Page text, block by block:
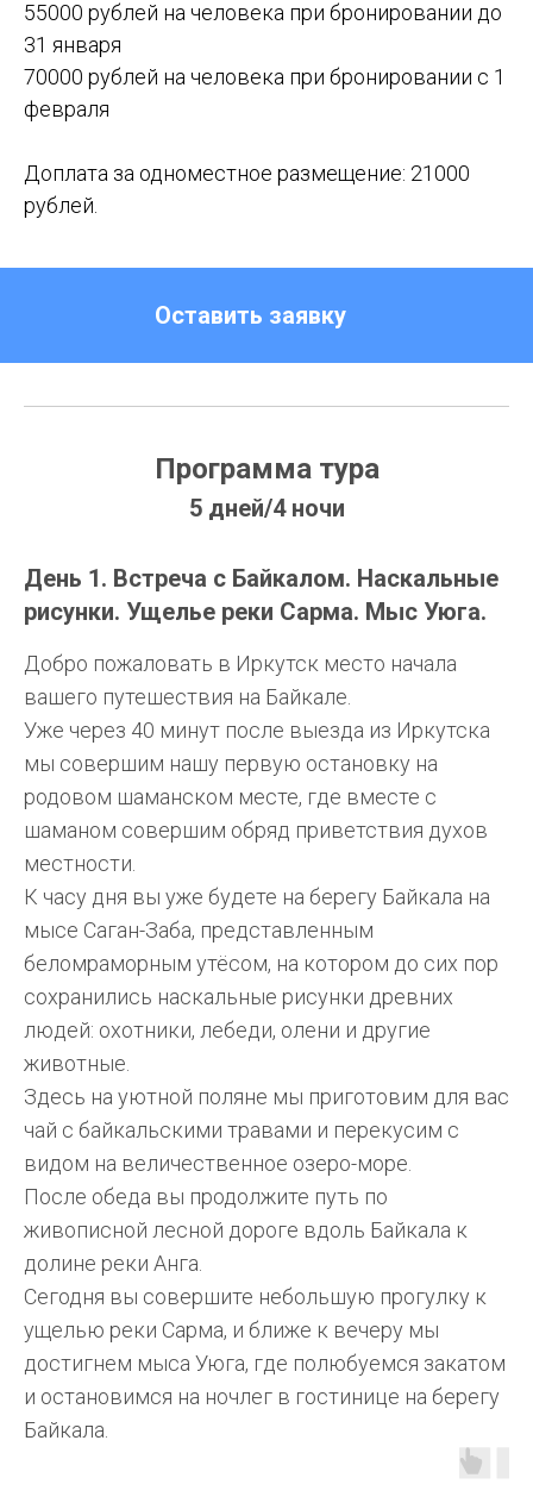
55000 рублей на человека при бронировании до
31 января
70000 рублей на человека при бронировании с 1
февраля
Доплата за одноместное размещение: 21000
рублей.
Оставить заявку
Программа тура
5 дней/4 ночи
День 1. Встреча с Байкалом. Наскальные
рисунки. Ущелье реки Сарма. Мыс Уюга.
Добро пожаловать в Иркутск место начала
вашего путешествия на Байкале.
Уже через 40 минут после выезда из Иркутска
мы совершим нашу первую остановку на
родовом шаманском месте, где вместе с
шаманом совершим обряд приветствия духов
местности.
К часу дня вы уже будете на берегу Байкала на
мысе Саган-Заба, представленным
беломраморным утёсом, на котором до сих пор
сохранились наскальные рисунки древних
людей: охотники, лебеди, олени и другие
животные.
Здесь на уютной поляне мы приготовим для вас
чай с байкальскими травами и перекусим с
видом на величественное озеро-море.
После обеда вы продолжите путь по
живописной лесной дороге вдоль Байкала к
долине реки Анга.
Сегодня вы совершите небольшую прогулку к
ущелью реки Сарма, и ближе к вечеру мы
достигнем мыса Уюга, где полюбуемся закатом
и остановимся на ночлег в гостинице на берегу
Байкала.